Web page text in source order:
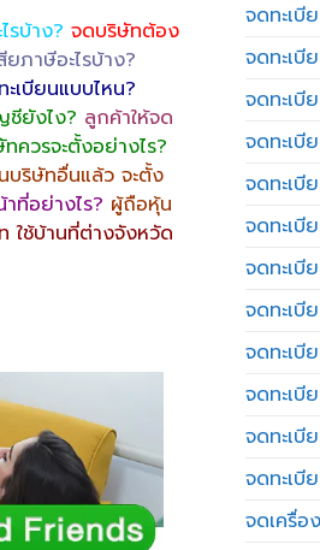
รบ้าง? จดบริษัทต้อง
ภาษีอะไรบ้าง?
เบียนแบบไหน?
ชียังไง? ลูกค้าให้จด
ควรจะตั้งอย่างไร?
บริษัทอื่นแล้ว จะตั้ง
ที่อย่างไร? ผู้ถือหุ้น
ใช้บ้านที่ต่างจังหวัด
จดทะเบี
จดทะเบี
จดทะเบี
จดทะเบี
จดทะเบี
จดทะเบี
จดทะเบี
จดทะเบี
จดทะเบี
จดทะเบี
จดทะเบี
จดทะเบี
จดเครื่อ